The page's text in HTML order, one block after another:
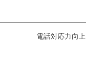
電話対応力向上